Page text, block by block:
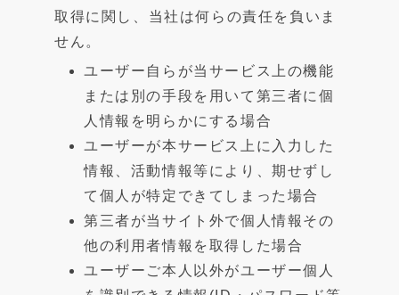
取得に関し、当社は何らの責任を負いま
せん。
ユーザー自らが当サービス上の機能
または別の手段を用いて第三者に個
人情報を明らかにする場合
ユーザーが本サービス上に入力した
情報、活動情報等により、期せずし
て個人が特定できてしまった場合
第三者が当サイト外で個人情報その
他の利用者情報を取得した場合
ユーザーご本人以外がユーザー個人